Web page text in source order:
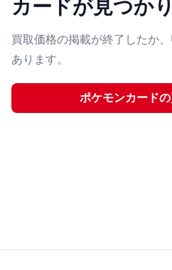
カードが見つか
買取価格の掲載が終了したか
あります。
ポケモンカード